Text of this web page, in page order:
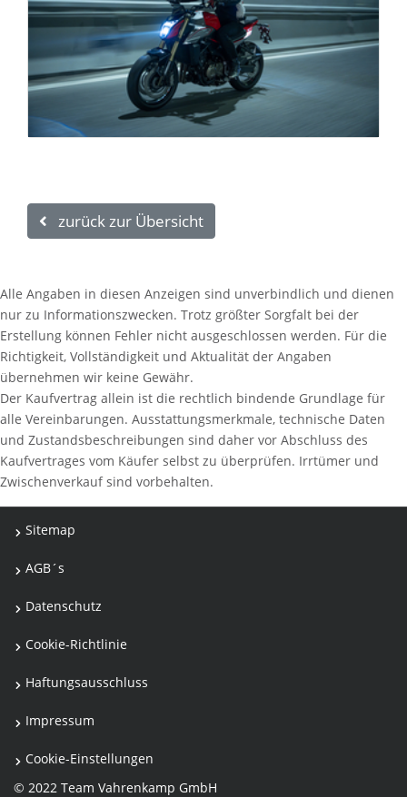
zurück zur Übersicht
Alle Angaben in diesen Anzeigen sind unverbindlich und dienen
nur zu Informationszwecken. Trotz größter Sorgfalt bei der
Erstellung können Fehler nicht ausgeschlossen werden. Für die
Richtigkeit, Vollständigkeit und Aktualität der Angaben
übernehmen wir keine Gewähr.
Der Kaufvertrag allein ist die rechtlich bindende Grundlage für
alle Vereinbarungen. Ausstattungsmerkmale, technische Daten
und Zustandsbeschreibungen sind daher vor Abschluss des
Kaufvertrages vom Käufer selbst zu überprüfen. Irrtümer und
Zwischenverkauf sind vorbehalten.
© 2022 Team Vahrenkamp GmbH
Sitemap
AGB´s
Datenschutz
Cookie-Richtlinie
Haftungsausschluss
Impressum
Cookie-Einstellungen